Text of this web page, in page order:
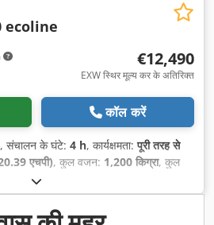
ecoline
€12,490
EXW स्थिर मूल्य कर के अतिरिक्त
कॉल करें
, संचालन के घंटे: 4 h, कार्यक्षमता:पूरी तरह से
एचपी), कुल वजन: 1,200 किग्रा, कुल
1,200 मिमी
400 V, नियंत्रण कैबिनेट की ऊँचाई:200
600 मिमी, कंट्रोल कैबिनेट की चौड़ाई: